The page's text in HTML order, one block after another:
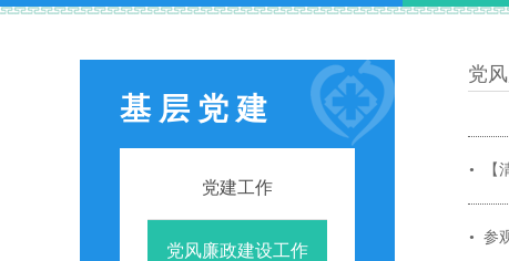
基 层 党 建
党建工作
党风廉政建设工作
党
参